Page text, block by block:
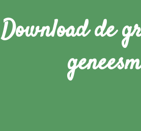
Download de